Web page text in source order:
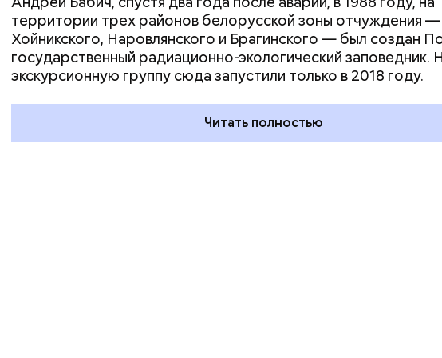
День шевеления пальцами ног
и Международный день
подкаблучника: какие
праздники отмечают в России
День разглядывания
горизонта и День пьяного
курсанта: какие праздники
отмечают в России и мире 5
августа
территории трех районов белорусской зоны отчуждения —
Хойникского, Наровлянского и Брагинского — был создан
государственный радиационно-экологический заповедник.
экскурсионную группу сюда запустили только в 2018 году.
Читать полностью